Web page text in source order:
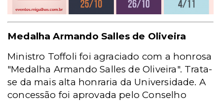
Medalha Armando Salles de Oliveira
Ministro Toffoli foi agraciado com a honrosa
"Medalha Armando Salles de Oliveira". Trata-
se da mais alta honraria da Universidade. A
concessão foi aprovada pelo Conselho